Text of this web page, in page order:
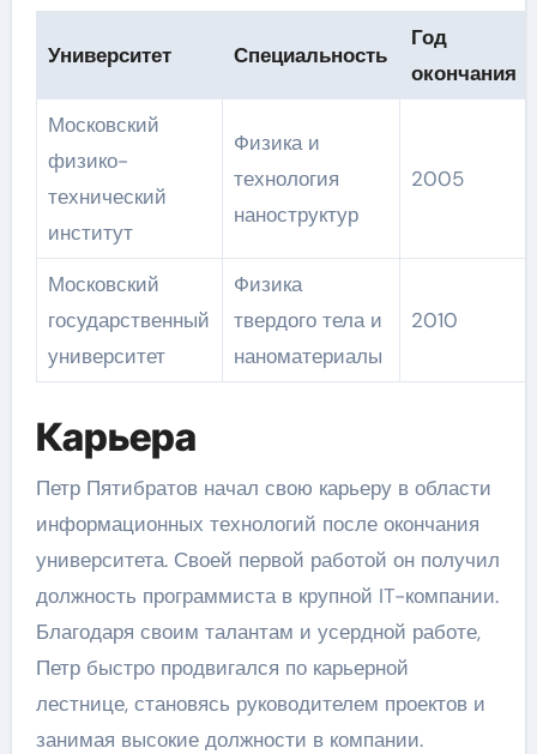
Университет Специальность
Год
окончания
Московский
физико-
технический
институт
Физика и
технология
наноструктур
2005
Московский
государственный
университет
Физика
твердого тела и
наноматериалы
2010
Карьера
Петр Пятибратов начал свою карьеру в области
информационных технологий после окончания
университета. Своей первой работой он получил
должность программиста в крупной IT-компании.
Благодаря своим талантам и усердной работе,
Петр быстро продвигался по карьерной
лестнице, становясь руководителем проектов и
занимая высокие должности в компании.